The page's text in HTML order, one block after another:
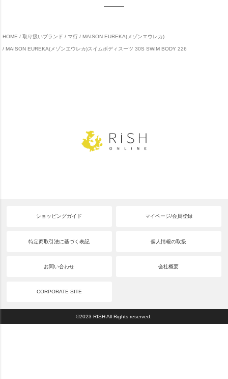
HOME 取り扱いブランド マ行 MAISON EUREKA(メゾンエウレカ)
MAISON EUREKA(メゾンエウレカ)スイムボディスーツ 30S SWIM BODY 226
ショッピングガイド マイページ/会員登録
特定商取引法に基づく表記 個人情報の取扱
お問い合わせ 会社概要
CORPORATE SITE
©2023 RISH All Rights reserved.